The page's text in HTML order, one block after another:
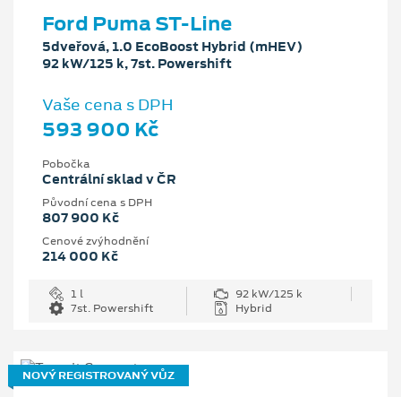
Ford Puma ST-Line
5dveřová, 1.0 EcoBoost Hybrid (mHEV)
92 kW/125 k, 7st. Powershift
Vaše cena s DPH
593 900 Kč
Pobočka
Centrální sklad v ČR
Původní cena s DPH
807 900 Kč
Cenové zvýhodnění
214 000 Kč
1 l
92 kW/125 k
7st. Powershift
Hybrid
NOVÝ REGISTROVANÝ VŮZ